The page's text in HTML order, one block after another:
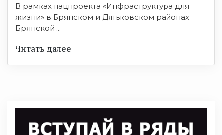
В рамках нацпроекта «Инфраструктура для
жизни» в Брянском и Дятьковском районах
Брянской ...
Читать далее